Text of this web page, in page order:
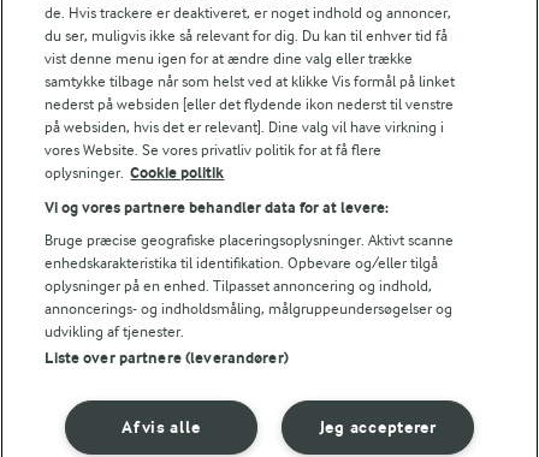
1 TIME 25 MIN
Fyldte hvidkålspakker
med råkost og
kaperssauce
(7)
20 MIN
Salat med kartofler,
dild og smilende æg
(32)
de. Hvis trackere er deaktiveret, er noget indhold og annoncer,
du ser, muligvis ikke så relevant for dig. Du kan til enhver tid få
vist denne menu igen for at ændre dine valg eller trække
samtykke tilbage når som helst ved at klikke Vis formål på linket
nederst på websiden [eller det flydende ikon nederst til venstre
på websiden, hvis det er relevant]. Dine valg vil have virkning i
vores Website. Se vores privatliv politik for at få flere
oplysninger. Cookie politik
Vi og vores partnere behandler data for at levere:
Bruge præcise geografiske placeringsoplysninger. Aktivt scanne
enhedskarakteristika til identifikation. Opbevare og/eller tilgå
oplysninger på en enhed. Tilpasset annoncering og indhold,
annoncerings- og indholdsmåling, målgruppeundersøgelser og
udvikling af tjenester.
Liste over partnere (leverandører)
Jeg accepterer
Afvis alle